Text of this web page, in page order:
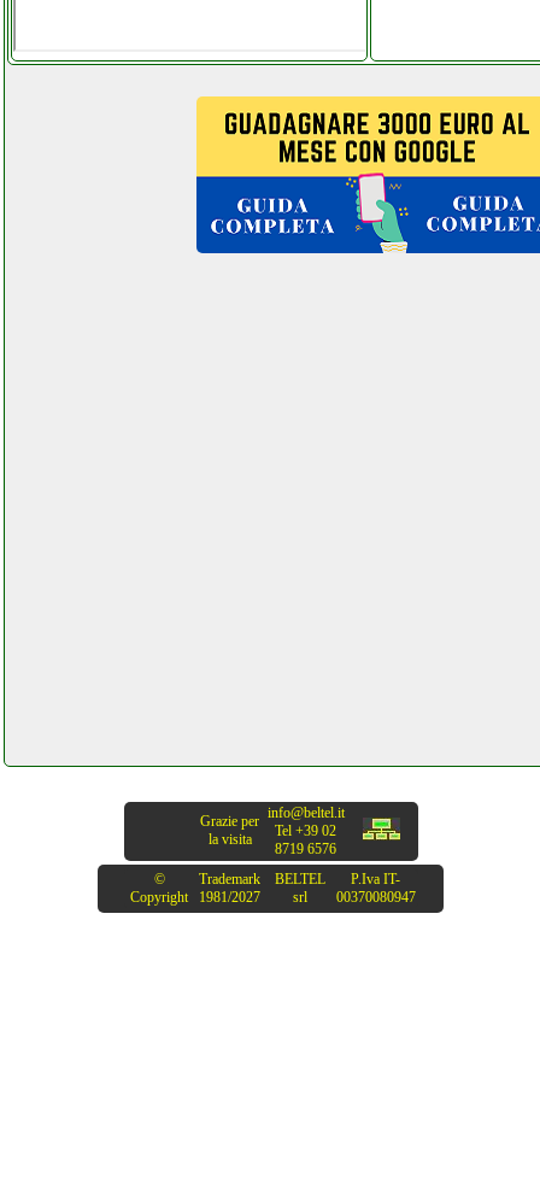
Grazie per
la visita
info@beltel.it
Tel +39 02
8719 6576
©
Copyright
Trademark
1981/2027
BELTEL
srl
P.Iva IT-
00370080947